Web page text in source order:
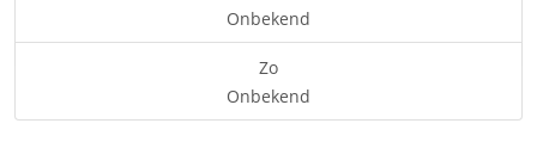
Onbekend
Zo
Onbekend